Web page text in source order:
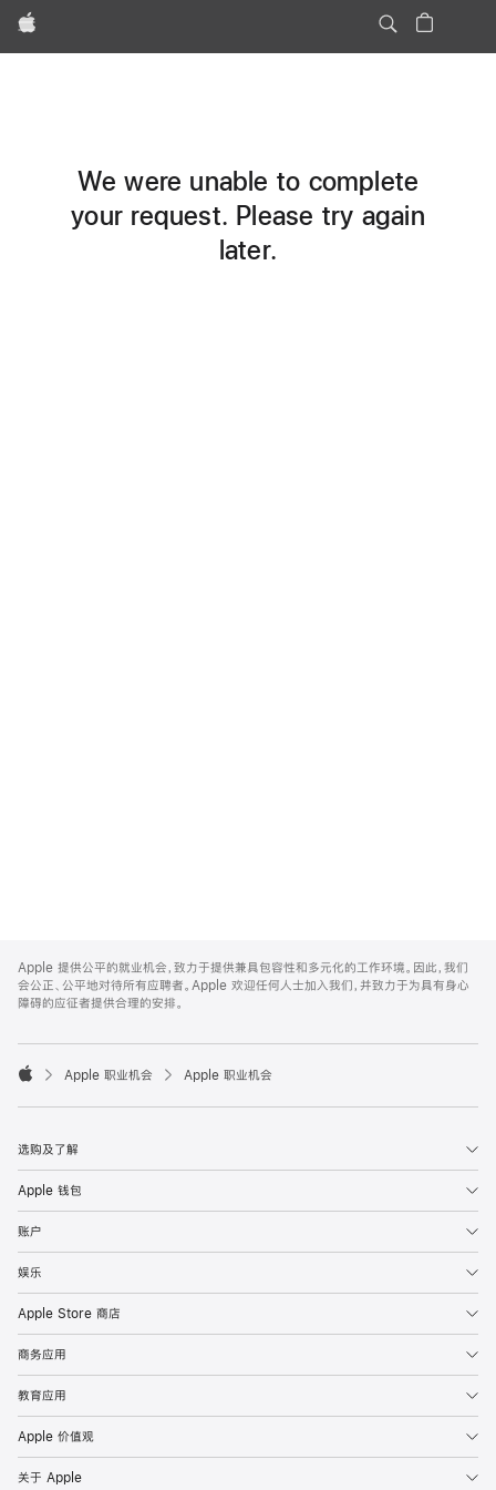
Apple
We were unable to complete
your request. Please try again
later.
Footer
Apple 提供公平的就业机会，致力于提供兼具包容性和多元化的工作环境。因此，我们
会公正、公平地对待所有应聘者。Apple 欢迎任何人士加入我们，并致力于为具有身心
障碍的应征者提供合理的安排。

Apple 职业机会 Apple 职业机会
选购及了解
Apple 钱包
账户
娱乐
Apple Store 商店
商务应用
教育应用
Apple 价值观
关于 Apple